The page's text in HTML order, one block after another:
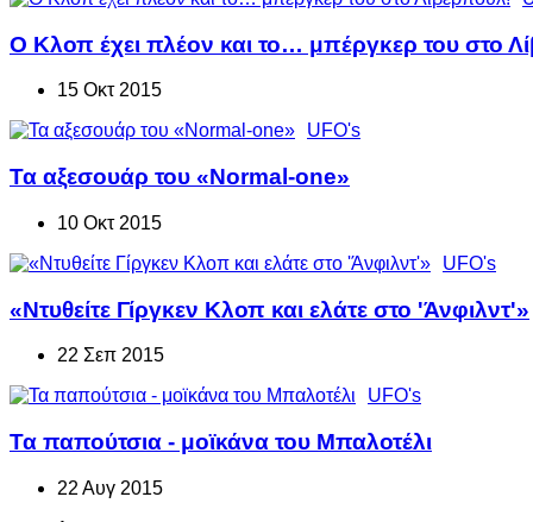
Ο Κλοπ έχει πλέον και το… μπέργκερ του στο
15 Οκτ 2015
UFO's
Τα αξεσουάρ του «Normal-one»
10 Οκτ 2015
UFO's
«Ντυθείτε Γίργκεν Κλοπ και ελάτε στο 'Άνφιλντ'»
22 Σεπ 2015
UFO's
Τα παπούτσια - μοϊκάνα του Μπαλοτέλι
22 Αυγ 2015